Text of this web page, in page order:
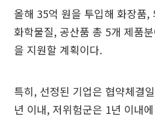
올해 35억 원을 투입해 화장품,
화학물질, 공산품 총 5개 제품
을 지원할 계획이다.
특히, 선정된 기업은 협약체결
년 이내, 저위험군은 1년 이내